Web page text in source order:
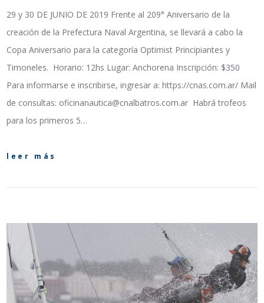
29 y 30 DE JUNIO DE 2019 Frente al 209° Aniversario de la
creación de la Prefectura Naval Argentina, se llevará a cabo la
Copa Aniversario para la categoría Optimist Principiantes y
Timoneles. Horario: 12hs Lugar: Anchorena Inscripción: $350
Para informarse e inscribirse, ingresar a: https://cnas.com.ar/ Mail
de consultas: oficinanautica@cnalbatros.com.ar Habrá trofeos
para los primeros 5…
leer más